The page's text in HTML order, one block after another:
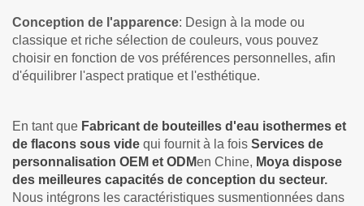
Conception de l'apparence: Design à la mode ou
classique et riche sélection de couleurs, vous pouvez
choisir en fonction de vos préférences personnelles, afin
d'équilibrer l'aspect pratique et l'esthétique.
En tant que Fabricant de bouteilles d'eau isothermes et
de flacons sous vide qui fournit à la fois Services de
personnalisation OEM et ODMen Chine, Moya dispose
des meilleures capacités de conception du secteur.
Nous intégrons les caractéristiques susmentionnées dans